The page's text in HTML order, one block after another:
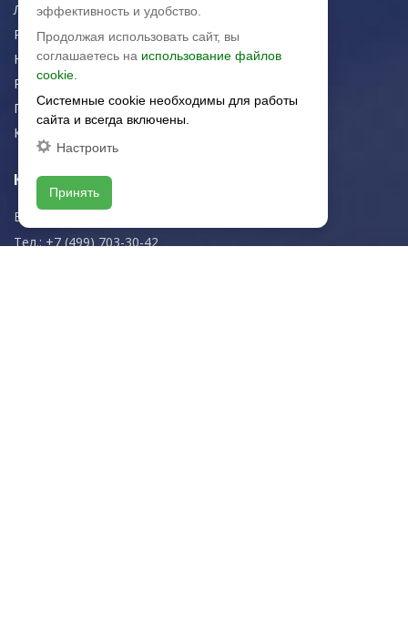
Логистика
Резка керамогранита
Новости
Рекомендации
Портфолио
Контакты
Контактная информация
E-mail:
Тел.: +7 (499) 703-30-42
эффективность и удобство.
Продолжая использовать сайт, вы
соглашаетесь на использование файлов
cookie.
Системные cookie необходимы для работы
сайта и всегда включены.
Настроить
Принять